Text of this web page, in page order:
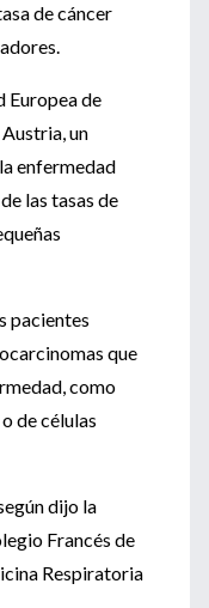
de cáncer
Europea de
un
enfermedad
las tasas de
pacientes
que
como
de células
dijo la
Francés de
Respiratoria